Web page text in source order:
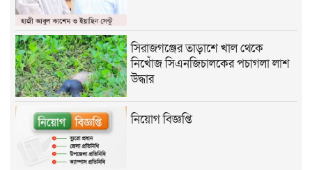
সিরাজগঞ্জের তাড়াশে খাল থেকে
নিখোঁজ সিএনজিচালকের পচাগলা লাশ
উদ্ধার
নিয়োগ বিজ্ঞপ্তি